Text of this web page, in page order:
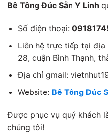
Bê Tông Đúc Sẵn Y Linh
Số điện thoại:
Liên hệ trực tiếp tại địa
28, quận Bình Thạnh,
Địa chỉ gmail:
Website: Bê Tông Đúc
Được phục vụ quý khách
chúng tôi!